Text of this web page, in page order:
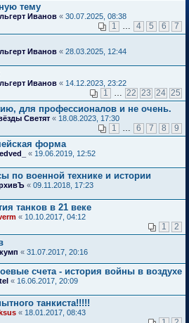
тему
Иванов « 30.07.2025, 08:38
1 4 5 6 7
Иванов « 28.03.2025, 12:44
Иванов « 14.12.2023, 23:22
1 22 23 24 25
для профессионалов и не очень.
Светят « 18.08.2023, 17:30
1 6 7 8 9
форма
« 19.06.2019, 12:52
по военной технике и истории
« 09.11.2018, 17:23
танков в 21 веке
« 10.10.2017, 04:12
1 2
« 31.07.2017, 20:16
счета - история войны в воздухе
« 16.06.2017, 20:09
танкиста!!!!!
« 18.01.2017, 08:43